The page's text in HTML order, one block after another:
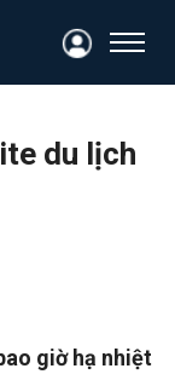
du lịch
giờ hạ nhiệt